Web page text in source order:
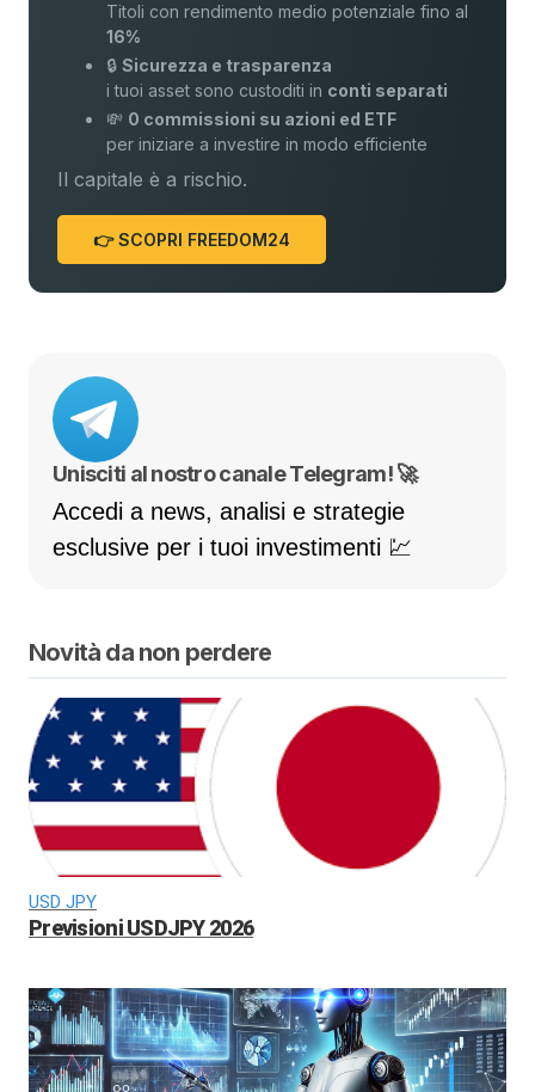
Titoli con rendimento medio potenziale fino al
16%
🔒Sicurezza e trasparenza
i tuoi asset sono custoditi in conti separati
💸 0 commissioni su azioni ed ETF
per iniziare a investire in modo efficiente
Il capitale è a rischio.
👉 SCOPRI FREEDOM24
Unisciti al nostro canale Telegram! 🚀
Accedi a news, analisi e strategie
esclusive per i tuoi investimenti 💹
Novità da non perdere
USD JPY
Previsioni USDJPY 2026